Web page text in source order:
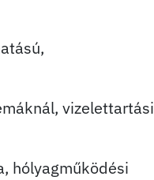
vizelettartási
hólyagműködési